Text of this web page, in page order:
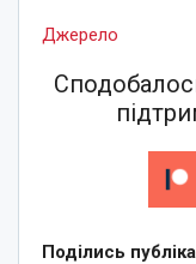
Джерело
Поділись